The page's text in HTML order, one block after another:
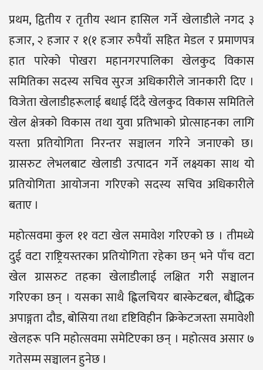
प्रथम, द्वितीय र तृतीय स्थान हासिल गर्ने खेलाडीले नगद ३
हजार, २ हजार र १(१ हजार रुपैयाँ सहित मेडल र प्रमाणपत्र
हात पारेको पोखरा महानगरपालिका खेलकुद विकास
समितिका सदस्य सचिव सुरज अधिकारीले जानकारी दिए ।
विजेता खेलाडीहरूलाई बधाई दिँदै खेलकुद विकास समितिले
खेल क्षेत्रको विकास तथा युवा प्रतिभाको प्रोत्साहनका लागि
यस्ता प्रतियोगिता निरन्तर सञ्चालन गरिने जनाएको छ।
ग्रासरुट लेभलबाट खेलाडी उत्पादन गर्ने लक्ष्यका साथ यो
प्रतियोगिता आयोजना गरिएको सदस्य सचिव अधिकारीले
बताए ।
महोत्सवमा कुल ११ वटा खेल समावेश गरिएको छ । तीमध्ये
दुई वटा राष्ट्रियस्तरका प्रतियोगिता रहेका छन् भने पाँच वटा
खेल ग्रासरुट तहका खेलाडीलाई लक्षित गरी सञ्चालन
गरिएका छन् । यसका साथै ह्विलचियर बास्केटबल, बौद्धिक
अपाङ्गता दौड, बोसिया तथा दृष्टिविहीन क्रिकेटजस्ता समावेशी
खेलहरू पनि महोत्सवमा समेटिएका छन् । महोत्सव असार ७
गतेसम्म सञ्चालन हुनेछ ।